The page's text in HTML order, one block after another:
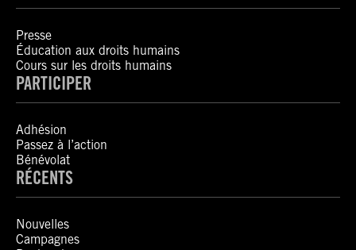
Presse
Éducation aux droits humains
Cours sur les droits humains
PARTICIPER
Adhésion
Passez à l’action
Bénévolat
RÉCENTS
Nouvelles
Campagnes